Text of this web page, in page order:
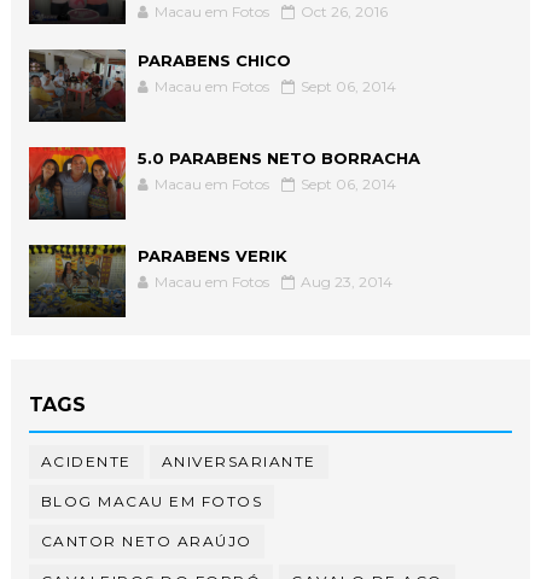
Macau em Fotos Oct 26, 2016
PARABENS CHICO
Macau em Fotos Sept 06, 2014
5.0 PARABENS NETO BORRACHA
Macau em Fotos Sept 06, 2014
PARABENS VERIK
Macau em Fotos Aug 23, 2014
TAGS
ACIDENTE ANIVERSARIANTE
BLOG MACAU EM FOTOS
CANTOR NETO ARAÚJO